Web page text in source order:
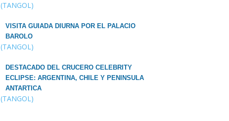
(TANGOL)
VISITA GUIADA DIURNA POR EL PALACIO
BAROLO
(TANGOL)
DESTACADO DEL CRUCERO CELEBRITY
ECLIPSE: ARGENTINA, CHILE Y PENINSULA
ANTARTICA
(TANGOL)